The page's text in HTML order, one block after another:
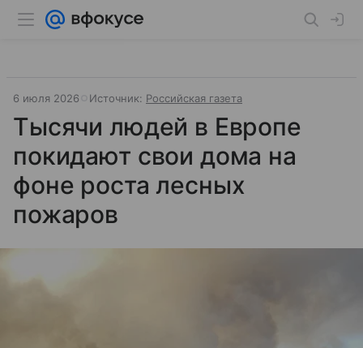
6 июля 2026 Источник: Российская газета
Тысячи людей в Европе
покидают свои дома на
фоне роста лесных
пожаров